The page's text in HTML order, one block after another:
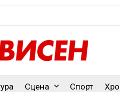
Сцена Спорт